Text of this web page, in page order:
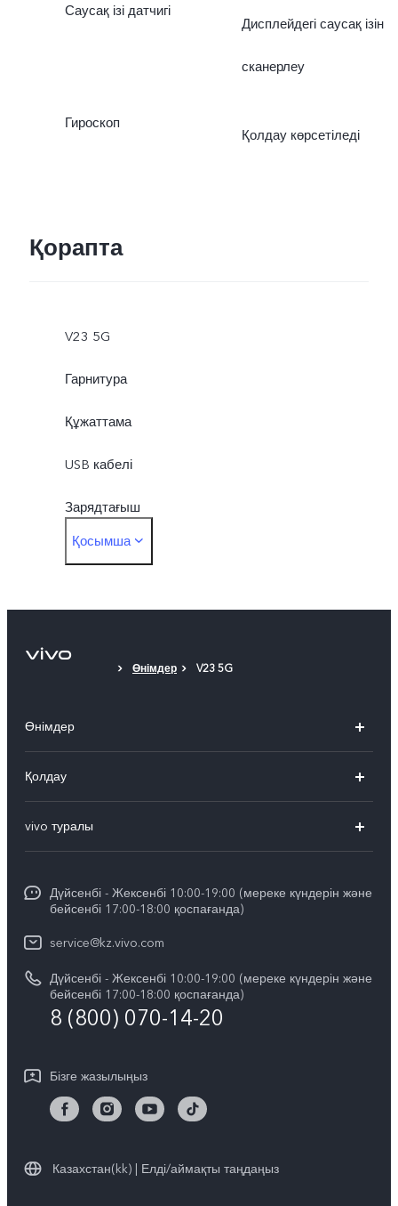
Саусақ ізі датчигі
Дисплейдегі саусақ ізін
сканерлеу
Гироскоп
Қолдау көрсетіледі
Қорапта
V23 5G
Гарнитура
Құжаттама
USB кабелі
Зарядтағыш
Type-C-ден 3,5 мм құлаққаптар ұяшығына
Телефон қабы
Қорғаныс таспасы (қолданылады)
Қосымша
Өнімдер V23 5G
Өнімдер
X300
X200
V60 Lite 5G
Барлық үлгілер
Қолдау
Сервистік орталықтар
Funtouch OS
Жүйені жаңарту
vivo кепілдік туралы нұсқаулық
vivo туралы
Баспасөз орталығы
vivo компаниясында жұмыс жасау
Құқықтық хабарламалар
Біз туралы
Тұрақтылық
Дүйсенбі - Жексенбі 10:00-19:00 (мереке күндерін және
бейсенбі 17:00-18:00 қоспағанда)
service@kz.vivo.com
Дүйсенбі - Жексенбі 10:00-19:00 (мереке күндерін және
бейсенбі 17:00-18:00 қоспағанда)
8 (800) 070-14-20
Бізге жазылыңыз
Казахстан(kk) | Елді/аймақты таңдаңыз